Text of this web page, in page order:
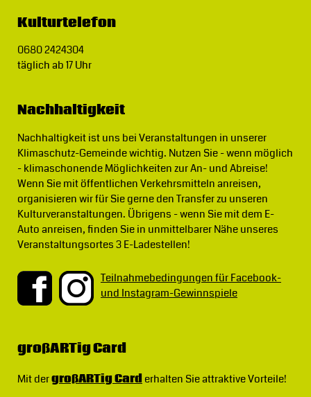
Kulturtelefon
0680 2424304
täglich ab 17 Uhr
Nachhaltigkeit
Nachhaltigkeit ist uns bei Veranstaltungen in unserer
Klimaschutz-Gemeinde wichtig. Nutzen Sie - wenn möglich
- klimaschonende Möglichkeiten zur An- und Abreise!
Wenn Sie mit öffentlichen Verkehrsmitteln anreisen,
organisieren wir für Sie gerne den Transfer zu unseren
Kulturveranstaltungen. Übrigens - wenn Sie mit dem E-
Auto anreisen, finden Sie in unmittelbarer Nähe unseres
Veranstaltungsortes 3 E-Ladestellen!
Teilnahmebedingungen für Facebook-
und Instagram-Gewinnspiele
großARTig Card
Mit dergroßARTig Carderhalten Sie attraktive Vorteile!